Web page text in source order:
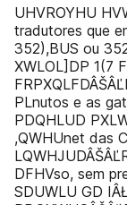
UHVROYHU
tradutores que
352),BUS ou
XWLOL]DP 1(7
PLnutos e as
PDQHLUD
,QWHUnet das
DFHVso, sem
SDUWLU GD